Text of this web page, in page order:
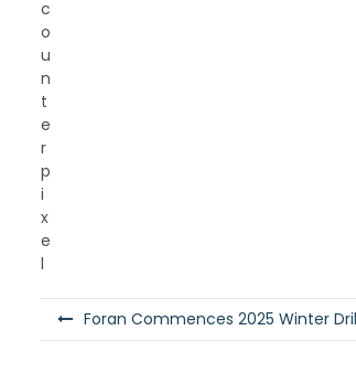
e
Foran Commences 2025 Winter